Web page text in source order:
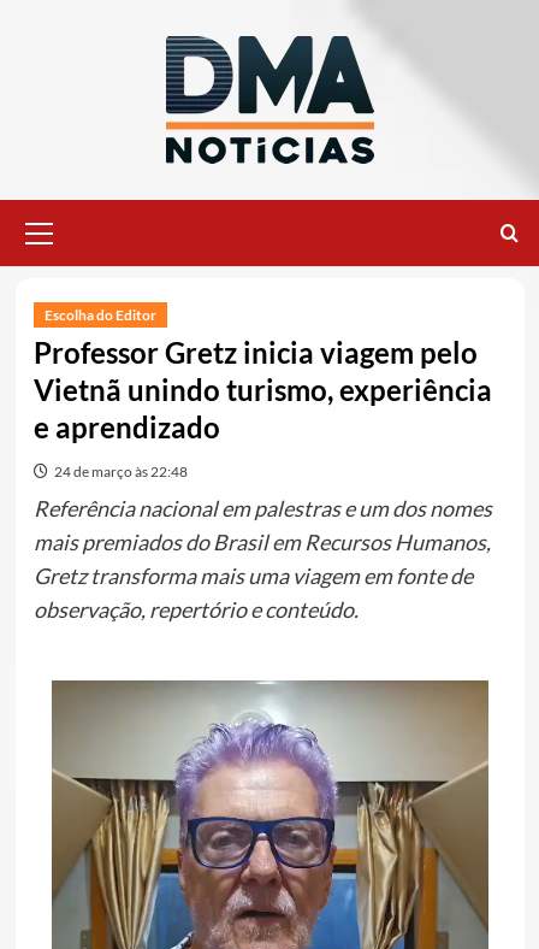
principal
Escolha do Editor
Professor Gretz inicia viagem pelo
Vietnã unindo turismo, experiência
e aprendizado
24 de março às 22:48
Referência nacional em palestras e um dos nomes
mais premiados do Brasil em Recursos Humanos,
Gretz transforma mais uma viagem em fonte de
observação, repertório e conteúdo.